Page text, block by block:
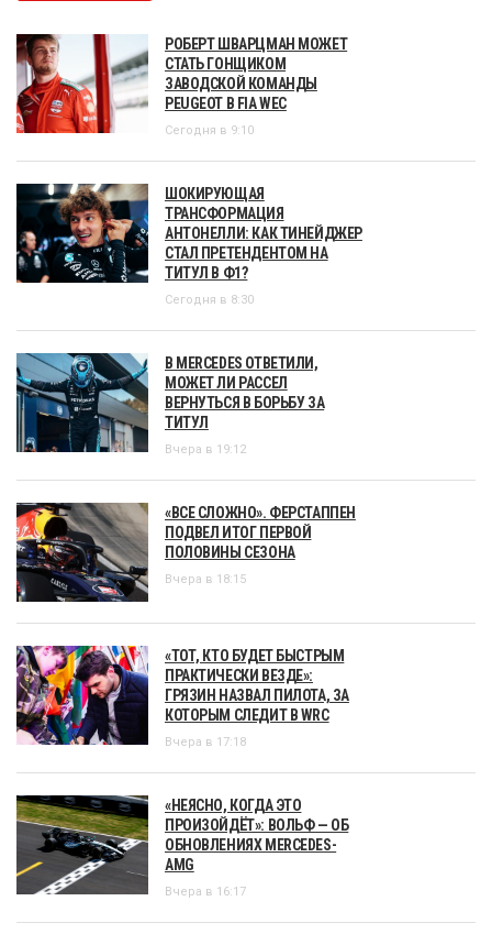
РОБЕРТ ШВАРЦМАН МОЖЕТ
СТАТЬ ГОНЩИКОМ
ЗАВОДСКОЙ КОМАНДЫ
PEUGEOT В FIA WEC
Сегодня в 9:10
ШОКИРУЮЩАЯ
ТРАНСФОРМАЦИЯ
АНТОНЕЛЛИ: КАК ТИНЕЙДЖЕР
СТАЛ ПРЕТЕНДЕНТОМ НА
ТИТУЛ В Ф1?
Сегодня в 8:30
В MERCEDES ОТВЕТИЛИ,
МОЖЕТ ЛИ РАССЕЛ
ВЕРНУТЬСЯ В БОРЬБУ ЗА
ТИТУЛ
Вчера в 19:12
«ВСЕ СЛОЖНО». ФЕРСТАППЕН
ПОДВЕЛ ИТОГ ПЕРВОЙ
ПОЛОВИНЫ СЕЗОНА
Вчера в 18:15
«ТОТ, КТО БУДЕТ БЫСТРЫМ
ПРАКТИЧЕСКИ ВЕЗДЕ»:
ГРЯЗИН НАЗВАЛ ПИЛОТА, ЗА
КОТОРЫМ СЛЕДИТ В WRC
Вчера в 17:18
«НЕЯСНО, КОГДА ЭТО
ПРОИЗОЙДЁТ»: ВОЛЬФ — ОБ
ОБНОВЛЕНИЯХ MERCEDES-
AMG
Вчера в 16:17